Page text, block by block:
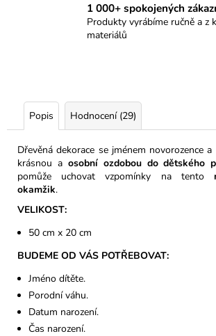
1 000+ spokojených
Produkty vyrábíme ručně a z
materiálů
Popis Hodnocení (29)
Dřevěná dekorace se jménem novorozence
krásnou a osobní ozdobou do dětského
pomůže uchovat vzpomínky na tento
okamžik.
VELIKOST:
50 cm x 20 cm
BUDEME OD VÁS POTŘEBOVAT:
Jméno dítěte.
Porodní váhu.
Datum narození.
Čas narození.